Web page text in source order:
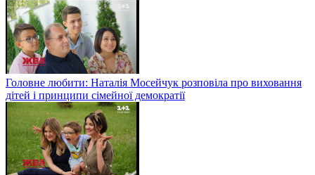
Головне любити: Наталія Мосейчук розповіла про виховання
дітей і принципи сімейної демократії